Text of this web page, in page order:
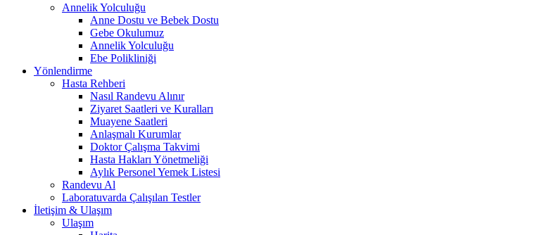
Annelik Yolculuğu
Anne Dostu ve Bebek Dostu
Gebe Okulumuz
Annelik Yolculuğu
Ebe Polikliniği
Yönlendirme
Hasta Rehberi
Nasıl Randevu Alınır
Ziyaret Saatleri ve Kuralları
Muayene Saatleri
Anlaşmalı Kurumlar
Doktor Çalışma Takvimi
Hasta Hakları Yönetmeliği
Aylık Personel Yemek Listesi
Randevu Al
Laboratuvarda Çalışılan Testler
İletişim & Ulaşım
Ulaşım